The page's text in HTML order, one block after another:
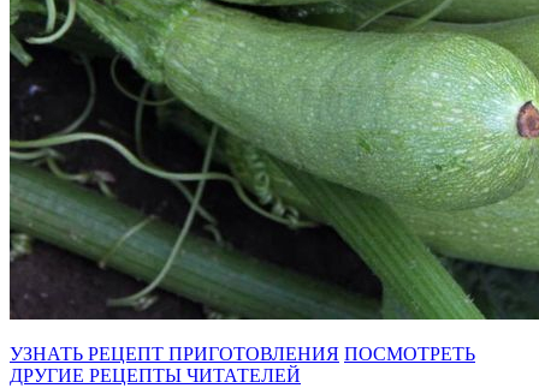
УЗНАТЬ РЕЦЕПТ ПРИГОТОВЛЕНИЯ ПОСМОТРЕТЬ
ДРУГИЕ РЕЦЕПТЫ ЧИТАТЕЛЕЙ